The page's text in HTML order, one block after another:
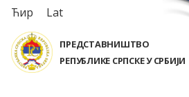
Ћир Lat
ПРЕДСТАВНИШТВО
РЕПУБЛИКЕ СРПСКЕ У СРБИЈИ